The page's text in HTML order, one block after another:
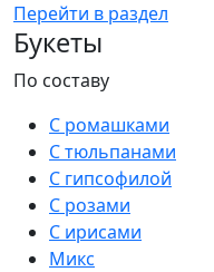
Перейти в раздел
Букеты
По составу
С ромашками
С тюльпанами
С гипсофилой
С розами
С ирисами
Микс